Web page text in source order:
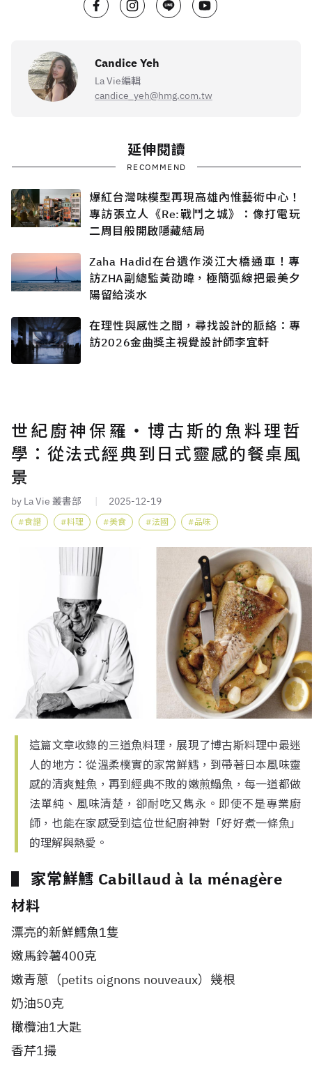
Candice Yeh
La Vie編輯
candice_yeh@hmg.com.tw
延伸閱讀
RECOMMEND
爆紅台灣味模型再現高雄內惟藝術中心！
專訪張立人《Re:戰鬥之城》：像打電玩
二周目般開啟隱藏結局
Zaha Hadid在台遺作淡江大橋通車！專
訪ZHA副總監黃劭暐，極簡弧線把最美夕
陽留給淡水
在理性與感性之間，尋找設計的脈絡：專
訪2026金曲獎主視覺設計師李宜軒
世紀廚神保羅・博古斯的魚料理哲
學：從法式經典到日式靈感的餐桌風
景
by La Vie 叢書部 2025-12-19
食譜 料理 美食 法國 品味
這篇文章收錄的三道魚料理，展現了博古斯料理中最迷
人的地方：從溫柔樸實的家常鮮鱈，到帶著日本風味靈
感的清爽鮭魚，再到經典不敗的嫩煎鰨魚，每一道都做
法單純、風味清楚，卻耐吃又雋永。即使不是專業廚
師，也能在家感受到這位世紀廚神對「好好煮一條魚」
的理解與熱愛。
▌ 家常鮮鱈 Cabillaud à la ménagère
材料
漂亮的新鮮鱈魚1隻
嫩馬鈴薯400克
嫩青蔥（petits oignons nouveaux）幾根
奶油50克
橄欖油1大匙
香芹1撮